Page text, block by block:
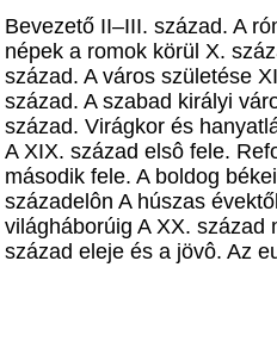
Bevezető II–III. század. A
népek a romok körül X.
század. A város születése
század. A szabad királyi
század. Virágkor és
A XIX. század elsô fele.
második fele. A boldog
századelôn A húszas
világháborúig A XX. század
század eleje és a jövô. Az